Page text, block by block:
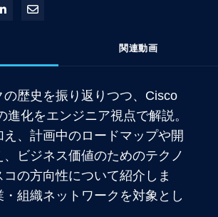
共有
有する
LinkedIn で共有
電子メールで共有
関連動画
の歴史を振り返りつつ、Cisco
進化をエンジニア視点で解説。
、計画中のロードマップや開
ビジネス価値のためのテクノ
コの方向性について紹介しま
組織ネットワークを対象とし